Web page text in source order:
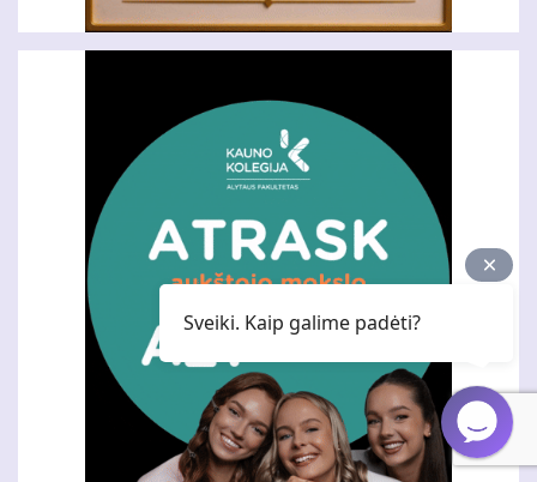
Sveiki. Kaip galime padėti?